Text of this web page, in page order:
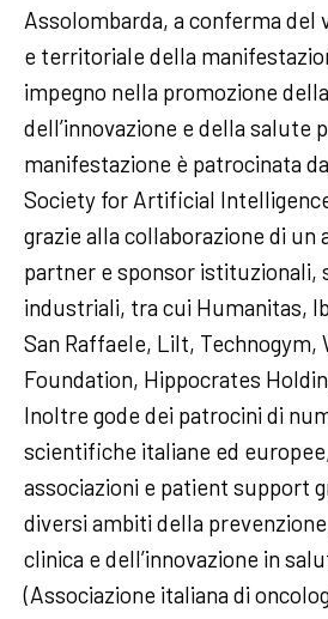
Assolombarda, a conferma del
e territoriale della
impegno nella promozione
dell’innovazione e della salute
manifestazione è patrocinata
Society for Artificial
grazie alla collaborazione di un
partner e sponsor istituzionali,
industriali, tra cui Humanitas,
San Raffaele, Lilt, Technogym,
Foundation, Hippocrates
Inoltre gode dei patrocini di
scientifiche italiane ed
associazioni e patient support
diversi ambiti della
clinica e dell’innovazione in
(Associazione italiana di